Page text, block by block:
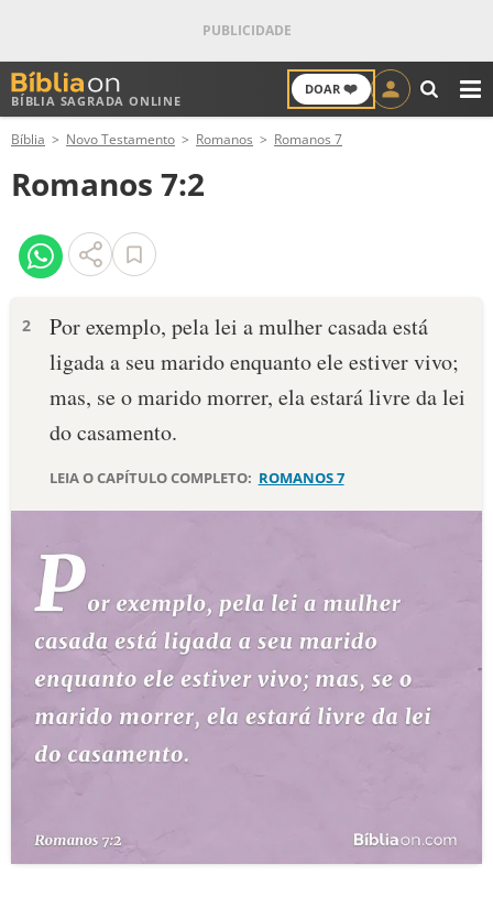
BÍBLIA SAGRADA ONLINE
DOAR ❤️
ANTIGO TESTAMENTO
NOVO TESTAMENTO
VERSÍCULOS
PALAVRA DO DIA
SALMO DO DIA
DEVOCIONAL DIÁRIO
ESTUDOS BÍBLICOS
ESBOÇOS DE PREGAÇÃO
PERGUNTE À BÍBLIA IA
QUEM SOMOS
Bíblia Novo Testamento Romanos Romanos 7
Romanos 7:2
2
Por exemplo, pela lei a mulher casada está
ligada a seu marido enquanto ele estiver vivo;
mas, se o marido morrer, ela estará livre da lei
do casamento.
LEIA O CAPÍTULO COMPLETO: ROMANOS 7